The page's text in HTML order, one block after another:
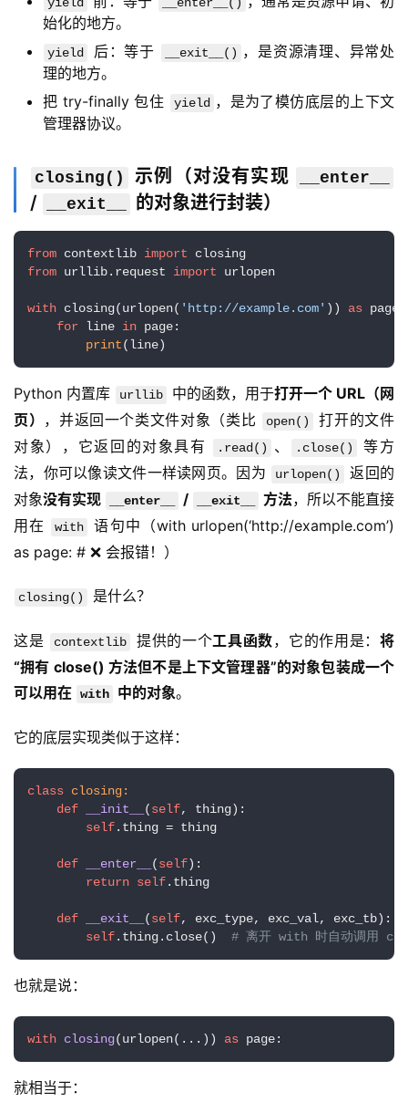
理
C
公
有
战
项
目
登录 注册
始化的地方。
yield 后：等于 __exit__() ，是资源清理、异常处
理的地方。
把 try-finally 包住
yield ，是为了模仿底层的上下文
管理器协议。
closing() 示例（对没有实现 __enter__
/ __exit__ 的对象进行封装）
from contextlib import
from urllib.request import urlopen
with closing(urlopen( 'http://example.com' )) as page:
for line in page:
print(line)
Python 内置库 urllib 中的函数，用于打开一个 URL（网
页） ，并返回一个类文件对象（类比 open()
打开的文件
对象），它返回的对象具有
.read() 、 .close()
等方
法，你可以像读文件一样读网页。因为
urlopen()
返回的
对象没有实现 __enter__ / __exit__ 方法，所以不能直接
用在
with
语句中（with urlopen(‘http://example.com’)
as page: # ❌ 会报错！）
closing() 是什么？
这是 contextlib 提供的一个工具函数，它的作用是：将
“拥有 close() 方法但不是上下文管理器”的对象包装成一个
可以用在 with 中的对象。
它的底层实现类似于这样：
class closing:
def
__init__ (self, thing):
self.thing = thing
def __enter__ (self):
return self.thing
def __exit__ (self, exc_type, exc_val, exc_tb):
self.thing.close() # 离开 with 时自动调用
也就是说：
with closing(urlopen(... )) as page:
就相当于：